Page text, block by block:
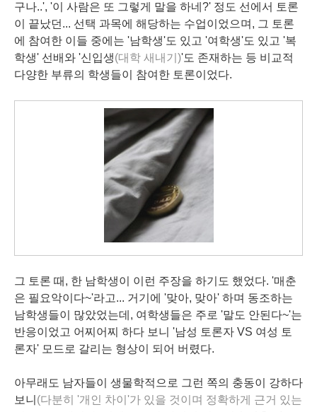
구나..', '이 사람은 또 그렇게 말을 하네?' 정도 선에서 토론
이 끝났던... 선택 과목에 해당하는 수업이었으며, 그 토론
에 참여한 이들 중에는 '남학생'도 있고 '여학생'도 있고 '복
학생' 선배와 '신입생(대학 새내기)'도 존재하는 등 비교적
다양한 부류의 학생들이 참여한 토론이었다.
그 토론 때, 한 남학생이 이런 주장을 하기도 했었다. '매춘
은 필요악이다~'라고... 거기에 '맞아, 맞아' 하며 동조하는
남학생들이 많았었는데, 여학생들은 주로 '말도 안된다~'는
반응이었고 어찌어찌 하다 보니 '남성 토론자 VS 여성 토
론자' 모드로 갈리는 형상이 되어 버렸다.
아무래도 남자들이 생물학적으로 그런 쪽의 충동이 강하다
보니 (다분히 '개인 차이'가 있을 것이며 정확하게 근거 있는